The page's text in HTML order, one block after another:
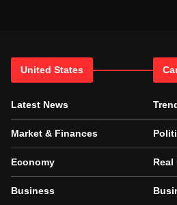
United States
Latest News
Market & Finances
Economy
Business
Real